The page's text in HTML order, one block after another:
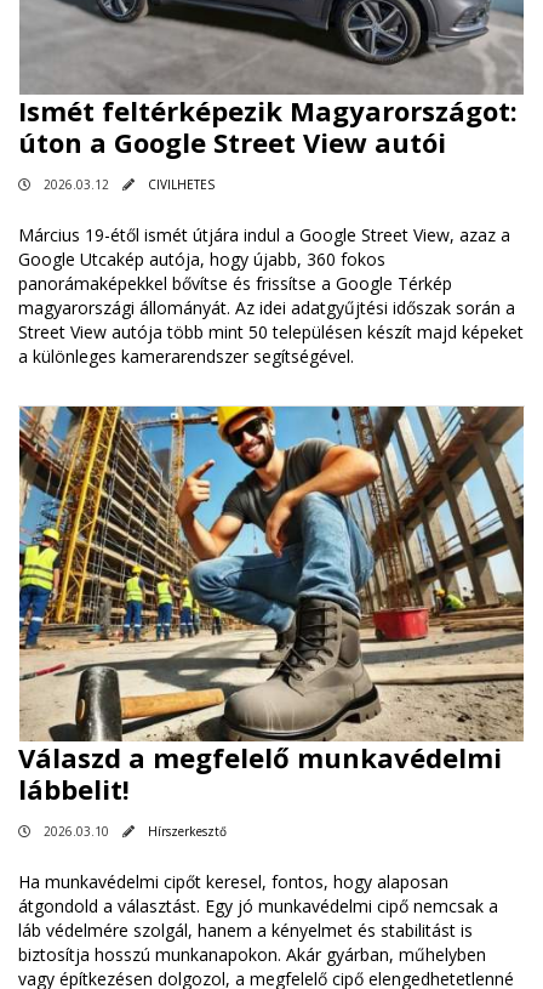
Ismét feltérképezik Magyarországot:
úton a Google Street View autói
2026.03.12 CIVILHETES
Március 19-étől ismét útjára indul a Google Street View, azaz a
Google Utcakép autója, hogy újabb, 360 fokos
panorámaképekkel bővítse és frissítse a Google Térkép
magyarországi állományát. Az idei adatgyűjtési időszak során a
Street View autója több mint 50 településen készít majd képeket
a különleges kamerarendszer segítségével.
Válaszd a megfelelő munkavédelmi
lábbelit!
2026.03.10 Hírszerkesztő
Ha munkavédelmi cipőt keresel, fontos, hogy alaposan
átgondold a választást. Egy jó munkavédelmi cipő nemcsak a
láb védelmére szolgál, hanem a kényelmet és stabilitást is
biztosítja hosszú munkanapokon. Akár gyárban, műhelyben
vagy építkezésen dolgozol, a megfelelő cipő elengedhetetlenné